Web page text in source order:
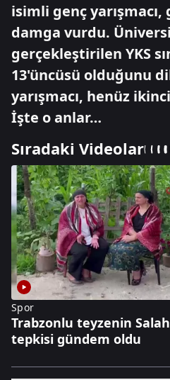
isimli genç yarışmacı,
damga vurdu.
gerçekleştirilen YKS
13'üncüsü olduğunu
yarışmacı, henüz
İşte o anlar…
Sıradaki Videolar
Spor
Trabzonlu teyzenin Salah
tepkisi gündem oldu